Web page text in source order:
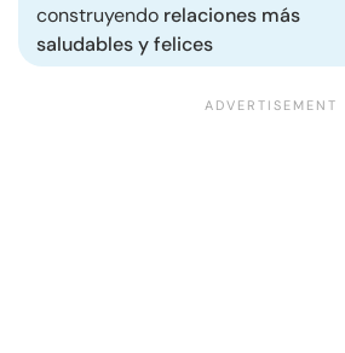
construyendo relaciones más
saludables y felices